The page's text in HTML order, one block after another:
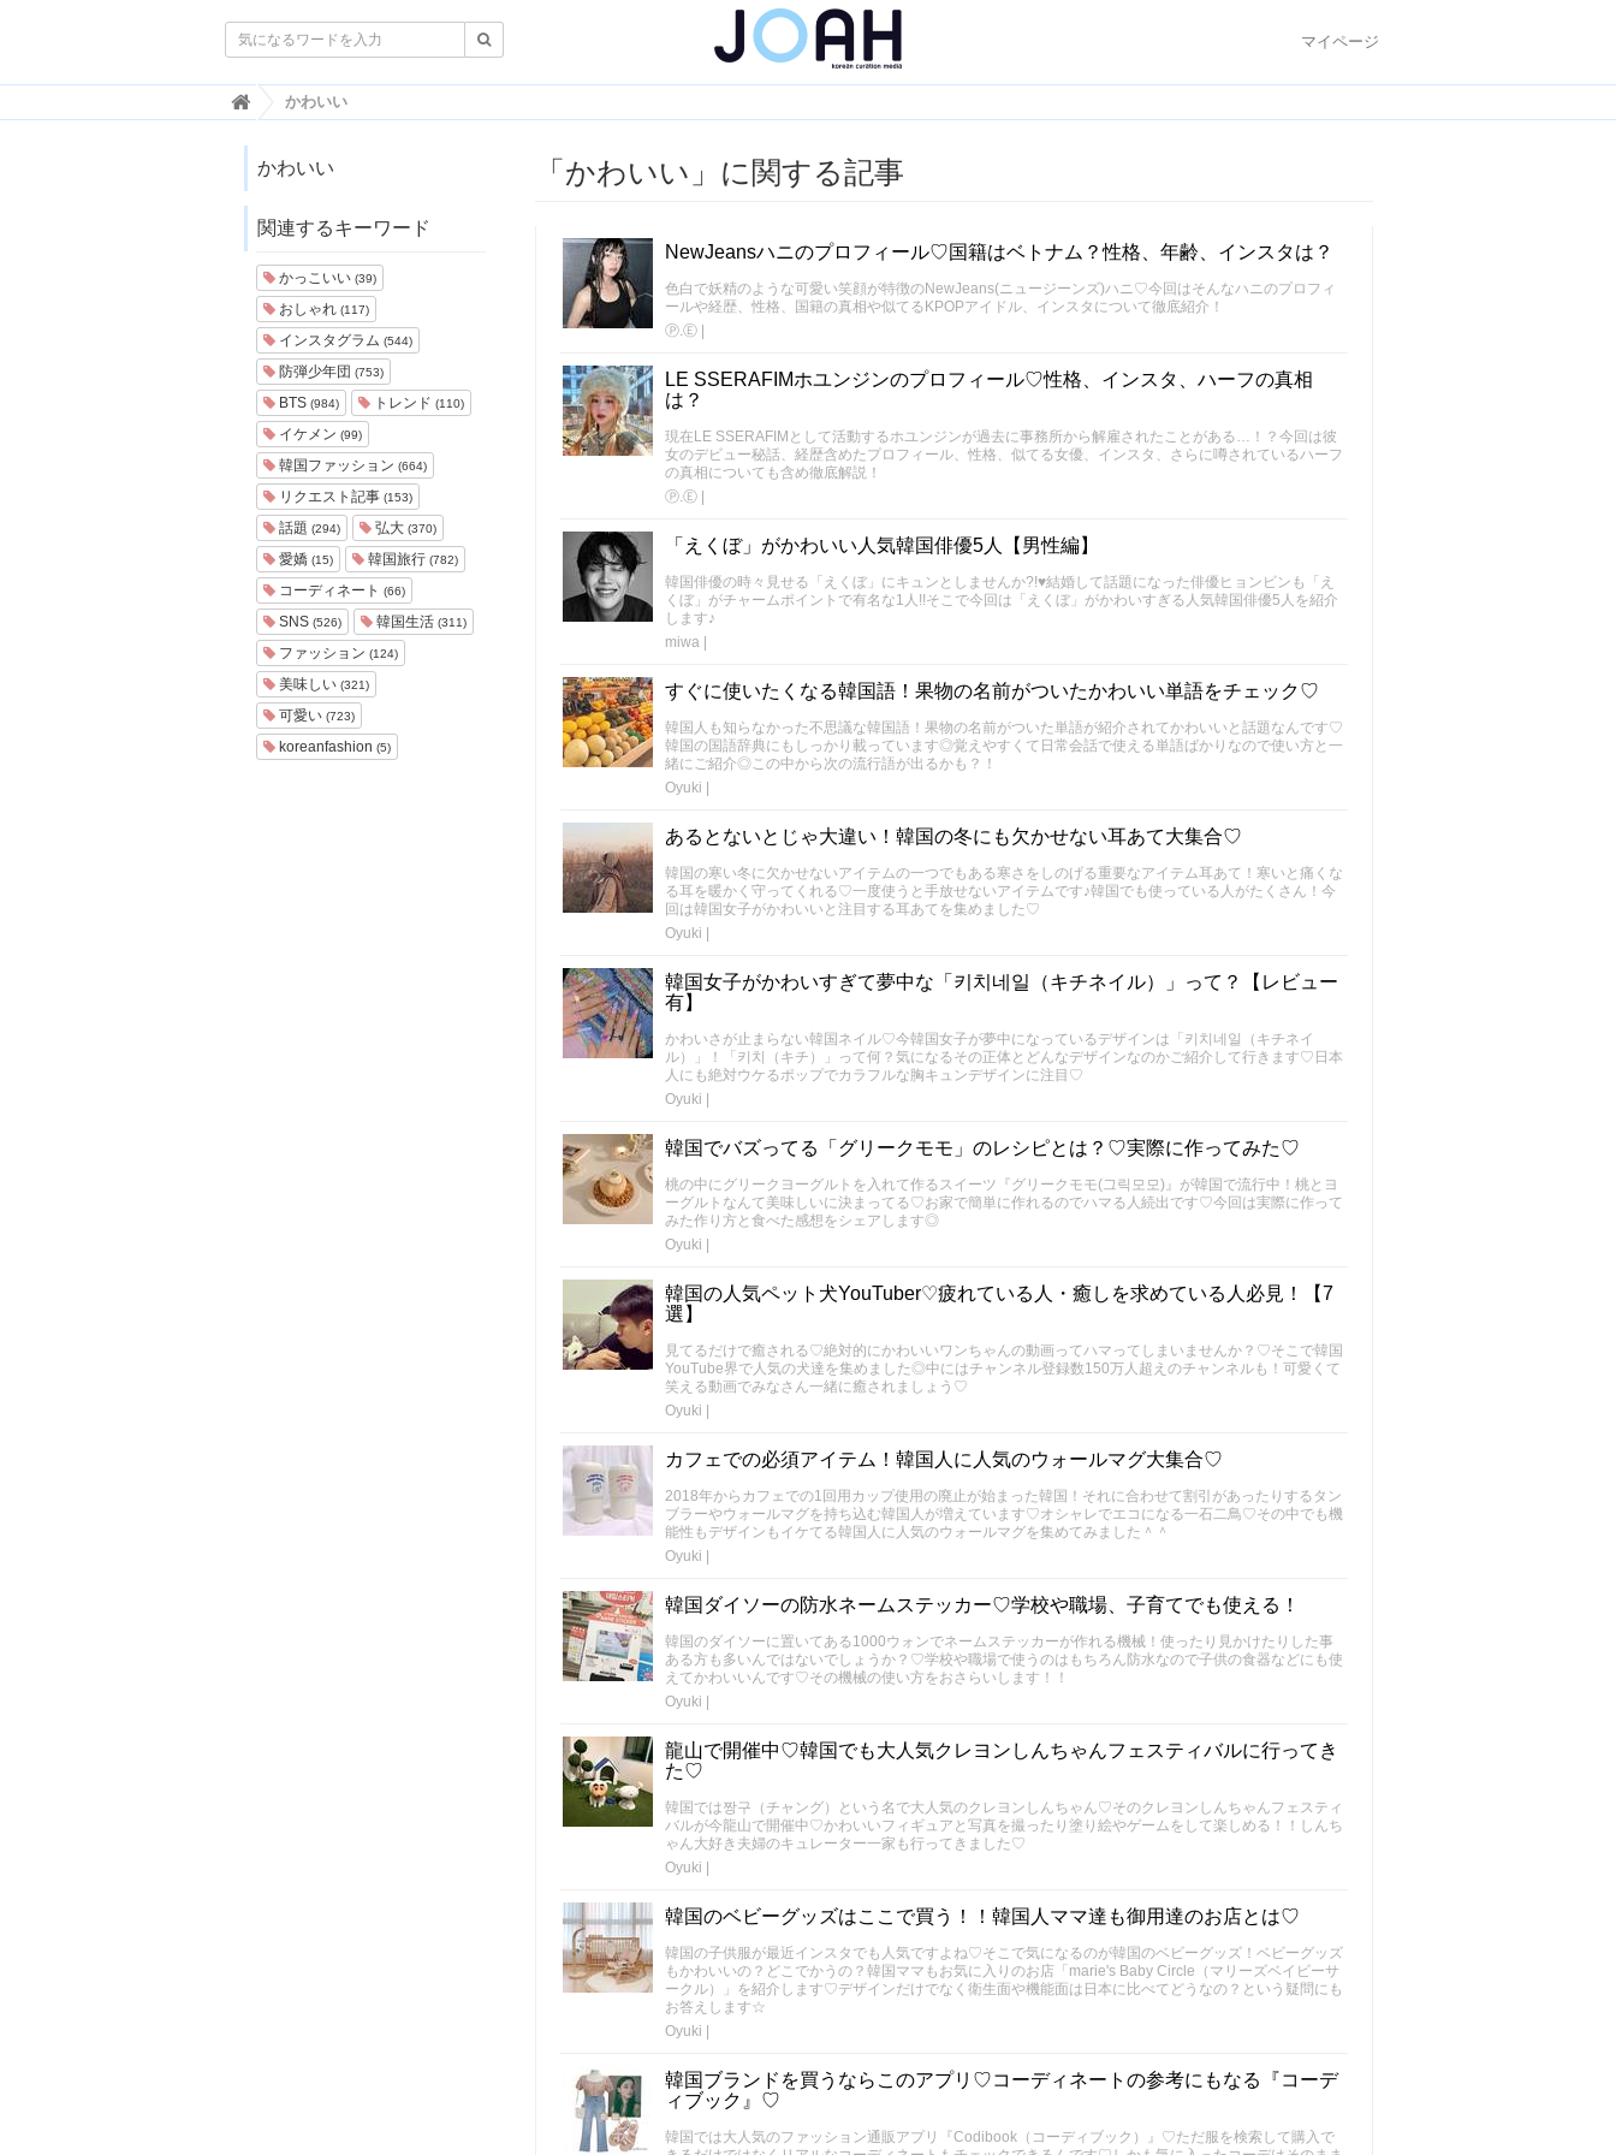
マイページ
韓
国
レ
情
・
韓
国
ま
と
め
J
O
H
ジ
ョ
ア
かわいい
かわいい
関連するキーワード
かっこいい (39)
おしゃれ (117)
インスタグラム (544)
防弾少年団 (753)
BTS (984) トレンド (110)
イケメン (99)
韓国ファッション (664)
リクエスト記事 (153)
話題 (294) 弘大 (370)
愛嬌 (15) 韓国旅行 (782)
コーディネート (66)
SNS (526) 韓国生活 (311)
ファッション (124)
美味しい (321)
可愛い (723)
koreanfashion (5)
「かわいい」に関する記事
NewJeansハニのプロフィール♡国籍はベトナム？性格、年齢、インスタは？
色白で妖精のような可愛い笑顔が特徴のNewJeans(ニュージーンズ)ハニ♡今回はそんなハニのプロフィ
ールや経歴、性格、国籍の真相や似てるKPOPアイドル、インスタについて徹底紹介！
Ⓟ.Ⓔ|
LE SSERAFIMホユンジンのプロフィール♡性格、インスタ、ハーフの真相
は？
現在LE SSERAFIMとして活動するホユンジンが過去に事務所から解雇されたことがある…！？今回は彼
女のデビュー秘話、経歴含めたプロフィール、性格、似てる女優、インスタ、さらに噂されているハーフ
の真相についても含め徹底解説！
Ⓟ.Ⓔ|
「えくぼ」がかわいい人気韓国俳優5人【男性編】
韓国俳優の時々見せる「えくぼ」にキュンとしませんか?!♥結婚して話題になった俳優ヒョンビンも「え
くぼ」がチャームポイントで有名な1人!!そこで今回は「えくぼ」がかわいすぎる人気韓国俳優5人を紹介
します♪
miwa|
すぐに使いたくなる韓国語！果物の名前がついたかわいい単語をチェック♡
韓国人も知らなかった不思議な韓国語！果物の名前がついた単語が紹介されてかわいいと話題なんです♡
韓国の国語辞典にもしっかり載っています◎覚えやすくて日常会話で使える単語ばかりなので使い方と一
緒にご紹介◎この中から次の流行語が出るかも？！
Oyuki
あるとないとじゃ大違い！韓国の冬にも欠かせない耳あて大集合♡
韓国の寒い冬に欠かせないアイテムの一つでもある寒さをしのげる重要なアイテム耳あて！寒いと痛くな
る耳を暖かく守ってくれる♡一度使うと手放せないアイテムです♪韓国でも使っている人がたくさん！今
回は韓国女子がかわいいと注目する耳あてを集めました♡
Oyuki
韓国女子がかわいすぎて夢中な「키치네일（キチネイル）」って？【レビュー
有】
かわいさが止まらない韓国ネイル♡今韓国女子が夢中になっているデザインは「키치네일（キチネイ
ル）」！「키치（キチ）」って何？気になるその正体とどんなデザインなのかご紹介して行きます♡日本
人にも絶対ウケるポップでカラフルな胸キュンデザインに注目♡
Oyuki
韓国でバズってる「グリークモモ」のレシピとは？♡実際に作ってみた♡
桃の中にグリークヨーグルトを入れて作るスイーツ『グリークモモ(그릭모모)』が韓国で流行中！桃とヨ
ーグルトなんて美味しいに決まってる♡お家で簡単に作れるのでハマる人続出です♡今回は実際に作って
みた作り方と食べた感想をシェアします◎
Oyuki
韓国の人気ペット犬YouTuber♡疲れている人・癒しを求めている人必見！【7
選】
見てるだけで癒される♡絶対的にかわいいワンちゃんの動画ってハマってしまいませんか？♡そこで韓国
YouTube界で人気の犬達を集めました◎中にはチャンネル登録数150万人超えのチャンネルも！可愛くて
笑える動画でみなさん一緒に癒されましょう♡
Oyuki
カフェでの必須アイテム！韓国人に人気のウォールマグ大集合♡
2018年からカフェでの1回用カップ使用の廃止が始まった韓国！それに合わせて割引があったりするタン
ブラーやウォールマグを持ち込む韓国人が増えています♡オシャレでエコになる一石二鳥♡その中でも機
能性もデザインもイケてる韓国人に人気のウォールマグを集めてみました＾＾
Oyuki
韓国ダイソーの防水ネームステッカー♡学校や職場、子育てでも使える！
韓国のダイソーに置いてある1000ウォンでネームステッカーが作れる機械！使ったり見かけたりした事
ある方も多いんではないでしょうか？♡学校や職場で使うのはもちろん防水なので子供の食器などにも使
えてかわいいんです♡その機械の使い方をおさらいします！！
Oyuki
龍山で開催中♡韓国でも大人気クレヨンしんちゃんフェスティバルに行ってき
た♡
韓国では짱구（チャング）という名で大人気のクレヨンしんちゃん♡そのクレヨンしんちゃんフェスティ
バルが今龍山で開催中♡かわいいフィギュアと写真を撮ったり塗り絵やゲームをして楽しめる！！しんち
ゃん大好き夫婦のキュレーター一家も行ってきました♡
Oyuki
韓国のベビーグッズはここで買う！！韓国人ママ達も御用達のお店とは♡
韓国の子供服が最近インスタでも人気ですよね♡そこで気になるのが韓国のベビーグッズ！ベビーグッズ
もかわいいの？どこでかうの？韓国ママもお気に入りのお店「marie's Baby Circle（マリーズベイビーサ
ークル）」を紹介します♡デザインだけでなく衛生面や機能面は日本に比べてどうなの？という疑問にも
お答えします☆
Oyuki
韓国ブランドを買うならこのアプリ♡コーディネートの参考にもなる『コーデ
ィブック』♡
韓国では大人気のファッション通販アプリ『Codibook（コーディブック）』♡ただ服を検索して購入で